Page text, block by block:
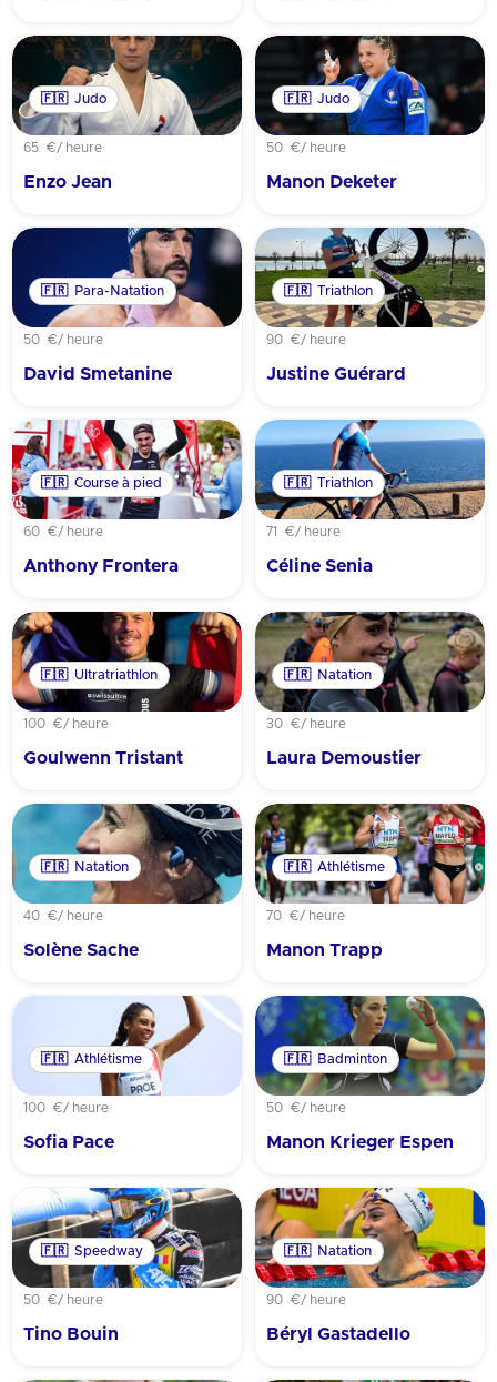
🇫🇷 Judo
65 €/ heure
Enzo Jean
🇫🇷 Judo
50 €/ heure
Manon Deketer
🇫🇷 Para-Natation
50 €/ heure
David Smetanine
🇫🇷 Triathlon
90 €/ heure
Justine Guérard
🇫🇷 Course à pied
60 €/ heure
Anthony Frontera
🇫🇷 Triathlon
71 €/ heure
Céline Senia
🇫🇷 Ultratriathlon
100 €/ heure
Goulwenn Tristant
🇫🇷 Natation
30 €/ heure
Laura Demoustier
🇫🇷 Natation
40 €/ heure
Solène Sache
🇫🇷 Athlétisme
70 €/ heure
Manon Trapp
🇫🇷 Athlétisme
100 €/ heure
Sofia Pace
🇫🇷 Badminton
50 €/ heure
Manon Krieger Espen
🇫🇷 Speedway
50 €/ heure
Tino Bouin
🇫🇷 Natation
90 €/ heure
Béryl Gastadello